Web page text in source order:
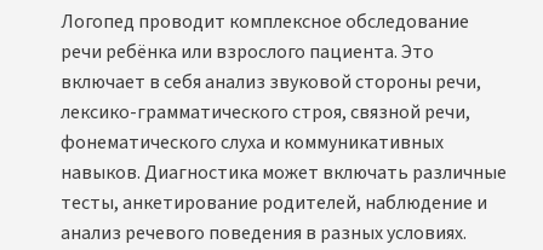
Логопед проводит комплексное обследование
речи ребёнка или взрослого пациента. Это
включает в себя анализ звуковой стороны речи,
лексико-грамматического строя, связной речи,
фонематического слуха и коммуникативных
навыков. Диагностика может включать различные
тесты, анкетирование родителей, наблюдение и
анализ речевого поведения в разных условиях.